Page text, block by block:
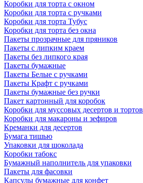
Коробки для торта с окном
Коробки для торта с ручками
Коробки для торта Тубус
Коробки для торта без окна
Пакеты прозрачные для пряников
Пакеты с липким краем
Пакеты без липкого края
Пакеты бумажные
Пакеты Белые с ручками
Пакеты Крафт с ручками
Пакеты бумажные без ручки
Пакет картонный для коробок
Коробки для муссовых десертов и тортов
Коробки для макароны и зефиров
Креманки для десертов
Бумага тишью
Упаковки для шоколада
Коробки табокс
Бумажный наполнитель для упаковки
Пакеты для фасовки
Капсулы бумажные для конфет